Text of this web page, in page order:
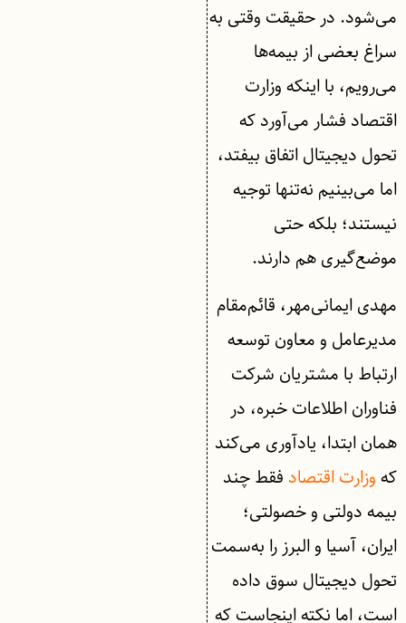
می‌شود. در حقیقت وقتی به
سراغ بعضی از بیمه‌ها
می‌رویم، با اینکه وزارت
اقتصاد فشار می‌آورد که
تحول دیجیتال اتفاق بیفتد،
اما می‌بینیم نه‌تنها توجیه
نیستند؛ بلکه حتی
موضع‌گیری هم دارند.
مهدی ایمانی‌مهر، قائم‌مقام
مدیرعامل و معاون توسعه
ارتباط با مشتریان شرکت
فناوران اطلاعات خبره، در
همان ابتدا، یاد‌آوری می‌کند
کهوزارت اقتصاد فقط چند
بیمه دولتی و خصولتی؛
ایران، آسیا و البرز را به‌سمت
تحول دیجیتال سوق داده
است، اما نکته اینجاست که